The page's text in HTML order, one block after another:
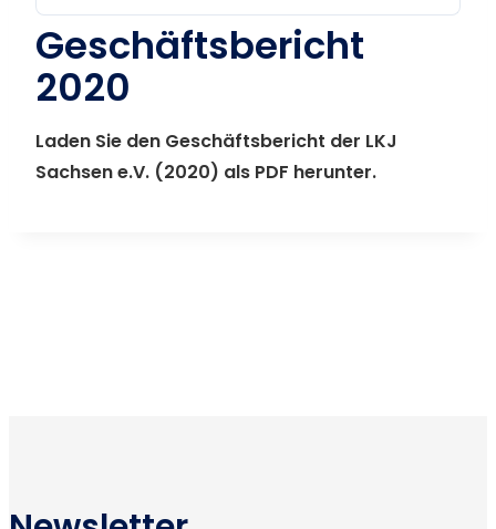
Geschäftsbericht
2020
Laden Sie den Geschäftsbericht der LKJ
Sachsen e.V. (2020) als PDF herunter.